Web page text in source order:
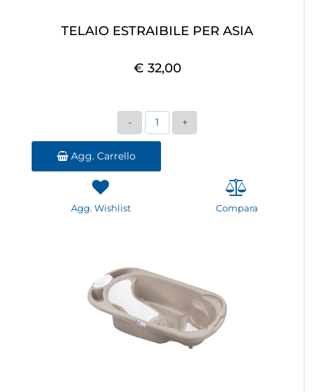
TELAIO ESTRAIBILE PER ASIA
€ 32,00
Quantità
Agg. Carrello
Agg. Wishlist Compara